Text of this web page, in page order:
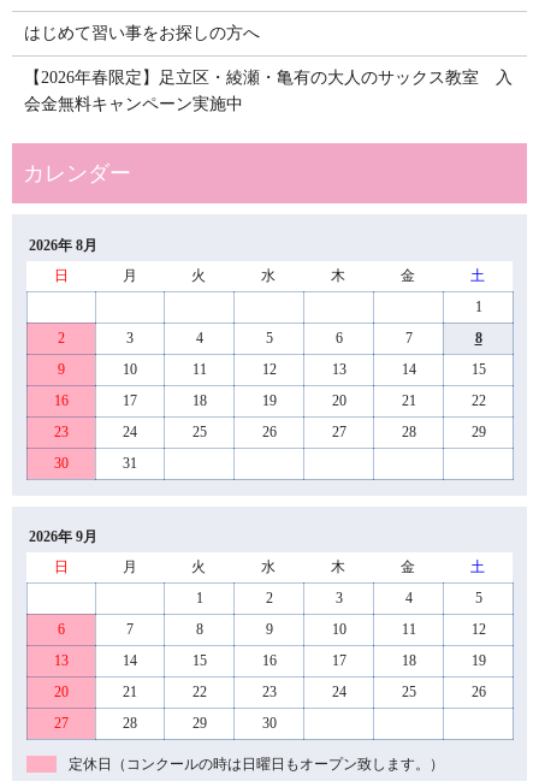
はじめて習い事をお探しの方へ
【2026年春限定】足立区・綾瀬・亀有の大人のサックス教室 入
会金無料キャンペーン実施中
2026年 8月
日
月 火 水 木 金
土
1
2
3 4 5 6 7
8
9
10 11 12 13 14
15
16
17 18 19 20 21
22
23
24 25 26 27 28
29
30
31
2026年 9月
日
月 火 水 木 金
土
1
2 3 4
5
6
7 8 9 10 11
12
13
14 15 16 17 18
19
20
21 22 23 24 25
26
27
28 29 30
定休日（コンクールの時は日曜日もオープン致します。）